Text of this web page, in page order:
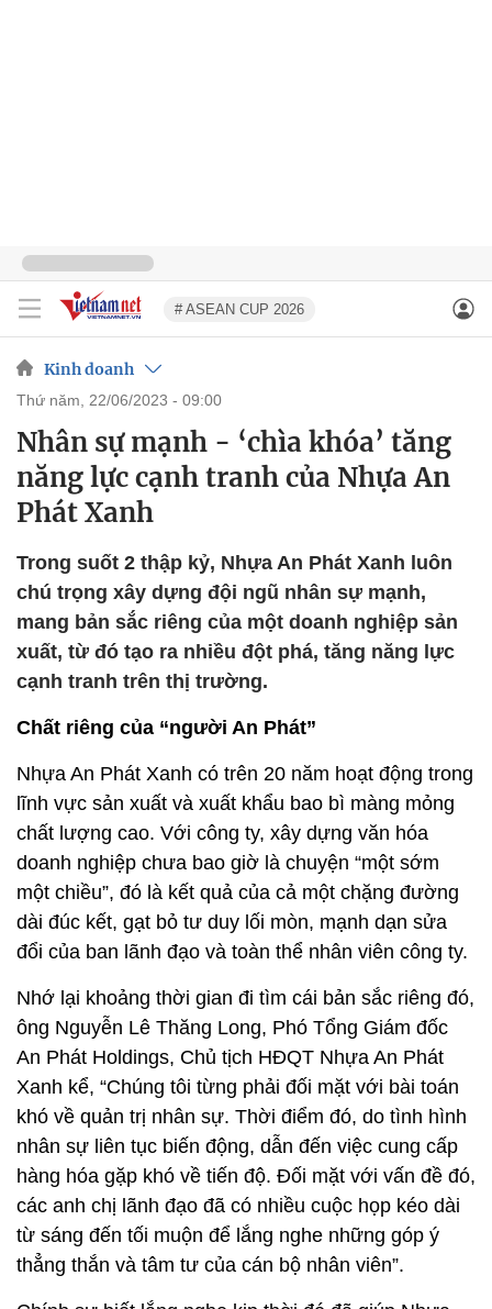
# ASEAN CUP 2026
Kinh doanh
thứ năm, 22/06/2023 - 09:00
Nhân sự mạnh - ‘chìa khóa’ tăng
năng lực cạnh tranh của Nhựa An
Phát Xanh
Trong suốt 2 thập kỷ, Nhựa An Phát Xanh luôn
chú trọng xây dựng đội ngũ nhân sự mạnh,
mang bản sắc riêng của một doanh nghiệp sản
xuất, từ đó tạo ra nhiều đột phá, tăng năng lực
cạnh tranh trên thị trường.
Chất riêng của “người An Phát”
Nhựa An Phát Xanh có trên 20 năm hoạt động trong
lĩnh vực sản xuất và xuất khẩu bao bì màng mỏng
chất lượng cao. Với công ty, xây dựng văn hóa
doanh nghiệp chưa bao giờ là chuyện “một sớm
một chiều”, đó là kết quả của cả một chặng đường
dài đúc kết, gạt bỏ tư duy lối mòn, mạnh dạn sửa
đổi của ban lãnh đạo và toàn thể nhân viên công ty.
Nhớ lại khoảng thời gian đi tìm cái bản sắc riêng đó,
ông Nguyễn Lê Thăng Long, Phó Tổng Giám đốc
An Phát Holdings, Chủ tịch HĐQT Nhựa An Phát
Xanh kể, “Chúng tôi từng phải đối mặt với bài toán
khó về quản trị nhân sự. Thời điểm đó, do tình hình
nhân sự liên tục biến động, dẫn đến việc cung cấp
hàng hóa gặp khó về tiến độ. Đối mặt với vấn đề đó,
các anh chị lãnh đạo đã có nhiều cuộc họp kéo dài
từ sáng đến tối muộn để lắng nghe những góp ý
thẳng thắn và tâm tư của cán bộ nhân viên”.